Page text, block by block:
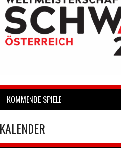
KOMMENDE SPIELE
KALENDER